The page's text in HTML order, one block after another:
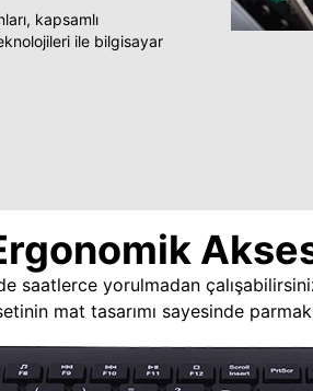
kapsamlı
ile bilgisayar
yorulmadan
mat tasarımı sayesinde